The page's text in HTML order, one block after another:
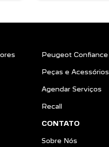
Peugeot Confiance
Peças e Acessórios
Agendar Serviços
Recall
CONTATO
Sobre Nós